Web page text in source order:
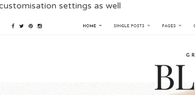
settings as well